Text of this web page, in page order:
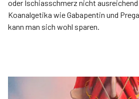
oder Ischiasschmerz nicht
Koanalgetika wie Gabapentin und
kann man sich wohl sparen.